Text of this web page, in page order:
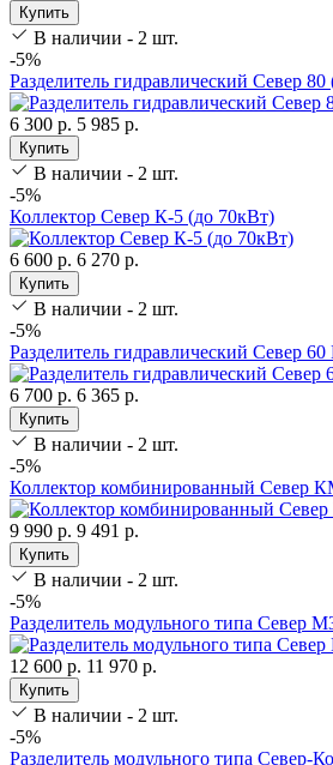
Купить
В наличии - 2 шт.
-5%
Разделитель гидравлический Север
6 300 р. 5 985 р.
Купить
В наличии - 2 шт.
-5%
Коллектор Север К-5 (до 70кВт)
6 600 р. 6 270 р.
Купить
В наличии - 2 шт.
-5%
Разделитель гидравлический Север
6 700 р. 6 365 р.
Купить
В наличии - 2 шт.
-5%
Коллектор комбинированный Север
9 990 р. 9 491 р.
Купить
В наличии - 2 шт.
-5%
Разделитель модульного типа Север
12 600 р. 11 970 р.
Купить
В наличии - 2 шт.
-5%
Разделитель модульного типа Север-